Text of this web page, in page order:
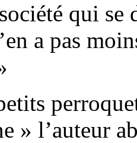
qui
a pas
» l’auteur